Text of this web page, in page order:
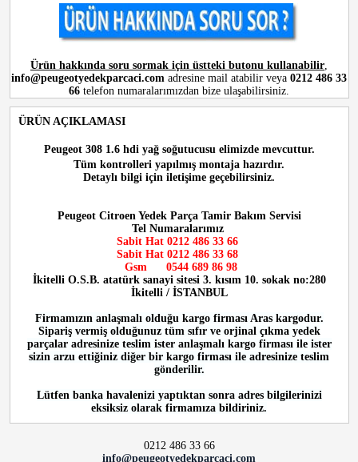
Ürün hakkında soru sormak için üstteki butonu kullanabilir
info@peugeotyedekparcaci.com adresine mail atabilir veya 0212 486 33
66 telefon numaralarımızdan bize ulaşabilirsiniz.
ÜRÜN AÇIKLAMASI
Peugeot 308 1.6 hdi yağ soğutucusu elimizde mevcuttur.
Tüm kontrolleri yapılmış montaja hazırdır.
Detaylı bilgi için iletişime geçebilirsiniz.
Peugeot Citroen Yedek Parça Tamir Bakım Servisi
Tel Numaralarımız
Sabit Hat 0212 486 33 66
Sabit Hat 0212 486 33 68
Gsm 0544 689 86 98
İkitelli O.S.B. atatürk sanayi sitesi 3. kısım 10. sokak no:280
İkitelli / İSTANBUL
Firmamızın anlaşmalı olduğu kargo firması Aras kargodur.
Sipariş vermiş olduğunuz tüm sıfır ve orjinal çıkma yedek
parçalar adresinize teslim ister anlaşmalı kargo firması ile ister
sizin arzu ettiğiniz diğer bir kargo firması ile adresinize teslim
gönderilir.
Lütfen banka havalenizi yaptıktan sonra adres bilgilerinizi
eksiksiz olarak firmamıza bildiriniz.
0212 486 33 66
info@peugeotyedekparcaci.com